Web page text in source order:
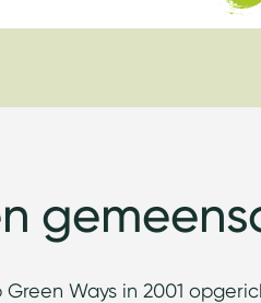
Green Ways in 2001